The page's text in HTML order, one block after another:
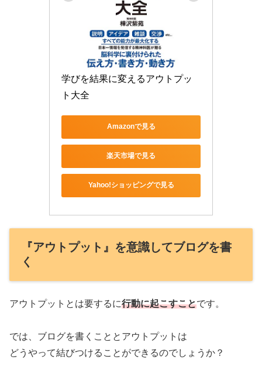
学びを結果に変えるアウトプッ
ト大全
Amazonで見る
楽天市場で見る
Yahoo!ショッピングで見る
『アウトプット』を意識してブログを書
く
アウトプットとは要するに行動に起こすことです。
では、ブログを書くこととアウトプットは
どうやって結びつけることができるのでしょうか？